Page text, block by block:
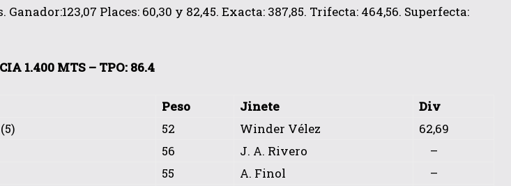
Places: 60,30 y 82,45. Exacta: 387,85. Trifecta: 464,56. Superfecta:
1.400 MTS – TPO: 86.4
Peso Jinete
Div
52 Winder Vélez
62,69
56 J. A. Rivero
–
55 A. Finol
–